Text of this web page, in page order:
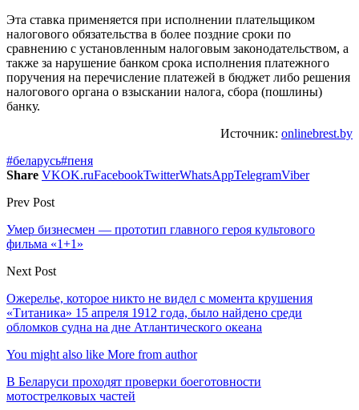
Эта ставка применяется при исполнении плательщиком
налогового обязательства в более поздние сроки по
сравнению с установленным налоговым законодательством, а
также за нарушение банком срока исполнения платежного
поручения на перечисление платежей в бюджет либо решения
налогового органа о взыскании налога, сбора (пошлины)
банку.
Источник: onlinebrest.by
#беларусь#пеня
Share VKOK.ruFacebookTwitterWhatsAppTelegramViber
Prev Post
Умер бизнесмен — прототип главного героя культового
фильма «1+1»
Next Post
Ожерелье, которое никто не видел с момента крушения
«Титаника» 15 апреля 1912 года, было найдено среди
обломков судна на дне Атлантического океана
You might also like More from author
В Беларуси проходят проверки боеготовности
мотострелковых частей